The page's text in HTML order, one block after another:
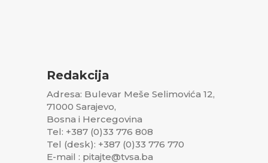
Redakcija
Adresa: Bulevar Meše Selimovića 12,
71000 Sarajevo,
Bosna i Hercegovina
Tel: +387 (0)33 776 808
Tel (desk): +387 (0)33 776 770
E-mail : pitajte@tvsa.ba